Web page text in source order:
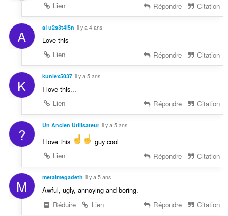
Lien
Répondre Citation
A a1u2s3t4i5n il y a 4 ans
Love this
Lien
Répondre Citation
K kunlex5037 il y a 5 ans
I love this...
Lien
Répondre Citation
? Un Ancien Utilisateur il y a 5 ans
I love this
️ guy cool
Lien
Répondre Citation
M metalmegadeth il y a 5 ans
Awful, ugly, annoying and boring.
Réduire
Lien Répondre Citation